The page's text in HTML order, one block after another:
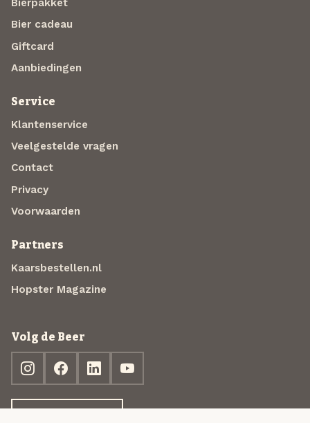
Bierpakket
Bier cadeau
Giftcard
Aanbiedingen
Service
Klantenservice
Veelgestelde vragen
Contact
Privacy
Voorwaarden
Partners
Kaarsbestellen.nl
Hopster Magazine
Volg de Beer